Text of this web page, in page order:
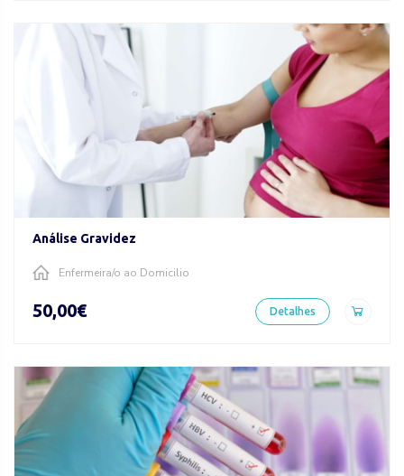
Análise Gravidez
Enfermeira/o ao Domicilio
50,00€ Detalhes